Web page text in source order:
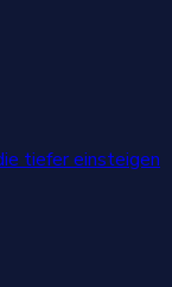
tiefer einsteigen